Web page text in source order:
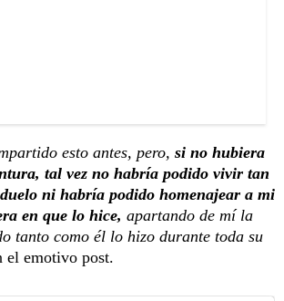
esto antes, pero, si no hubiera
tal vez no habría podido vivir tan
ni habría podido homenajear a mi
en que lo hice, apartando de mí la
tanto como él lo hizo durante toda su
el emotivo post.